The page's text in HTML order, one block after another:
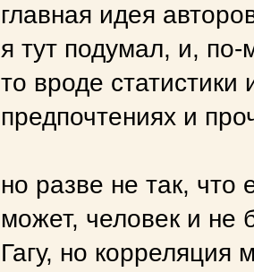
главная идея
я тут подумал, и, по-
то вроде
предпочтениях и
но разве не так, что
может, человек и не
Гагу, но корреляция